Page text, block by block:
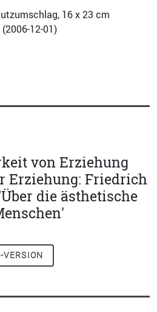
16 x 23 cm
(2006-12-01)
von Erziehung
Erziehung: Friedrich
die ästhetische
VERSION